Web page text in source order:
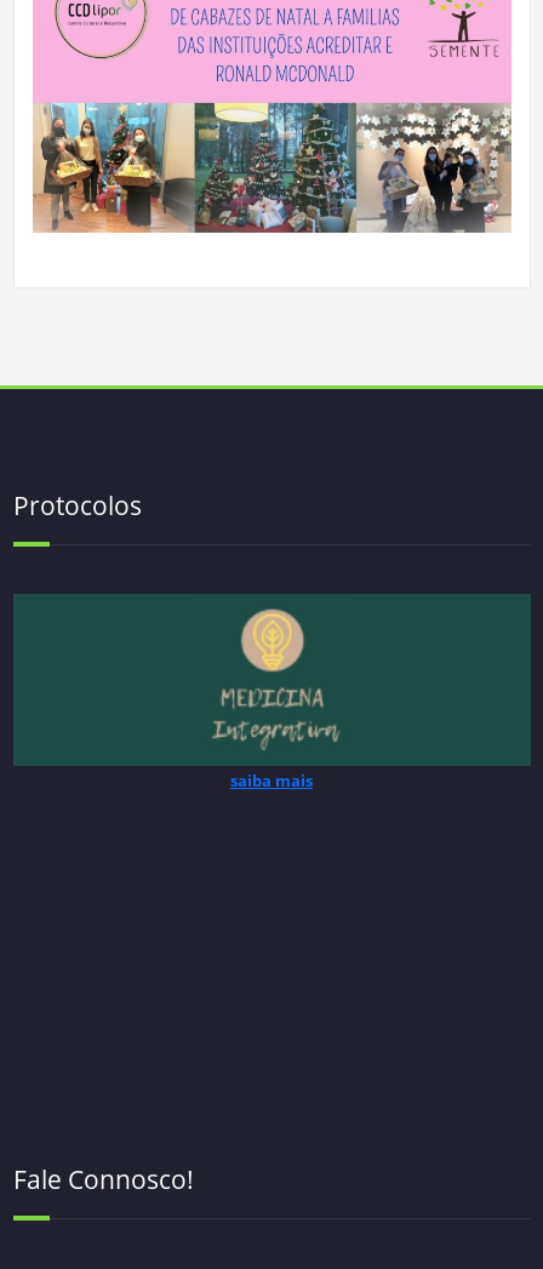
Protocolos
saiba mais
Fale Connosco!